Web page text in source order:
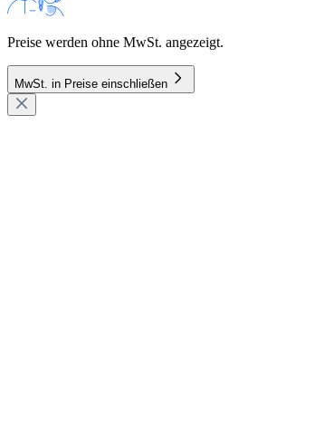
Preise werden ohne MwSt. angezeigt.
MwSt. in Preise einschließen